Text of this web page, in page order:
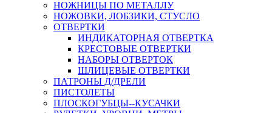
НОЖНИЦЫ ПО МЕТАЛЛУ
НОЖОВКИ, ЛОБЗИКИ, СТУСЛО
ОТВЕРТКИ
ИНДИКАТОРНАЯ ОТВЕРТКА
КРЕСТОВЫЕ ОТВЕРТКИ
НАБОРЫ ОТВЕРТОК
ШЛИЦЕВЫЕ ОТВЕРТКИ
ПАТРОНЫ Д/ДРЕЛИ
ПИСТОЛЕТЫ
ПЛОСКОГУБЦЫ--КУСАЧКИ